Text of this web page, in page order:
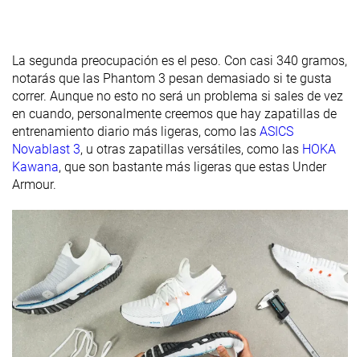
marca
Anchuras
disponibles
Estándar Estándar Estándar
Orthotic
friendly
✗ ✓ ✓
estaciones
Removable
✗ ✓
Clasificación 14% inferior #247 33% inferior 6%
Popularidad 29% inferior #255 #294
La segunda preocupación es el peso. Con casi 340 gramos,
notarás que las Phantom 3 pesan demasiado si te gusta
correr. Aunque no esto no será un problema si sales de vez
en cuando, personalmente creemos que hay zapatillas de
entrenamiento diario más ligeras, como las ASICS
Novablast 3, u otras zapatillas versátiles, como las HOKA
Kawana, que son bastante más ligeras que estas Under
Armour.